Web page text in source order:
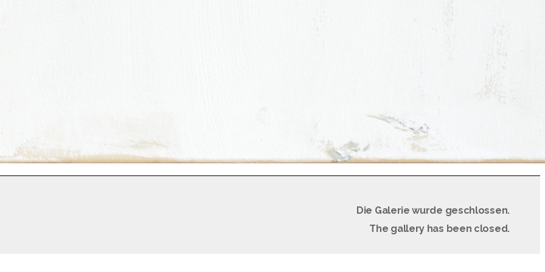
Die Galerie wurde geschlossen.
The gallery has been closed.